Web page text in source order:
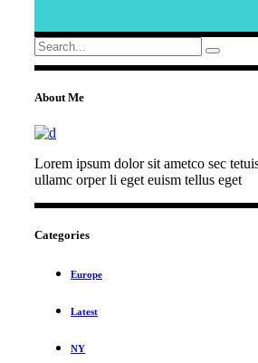
Search
for:
About Me
Lorem ipsum dolor sit ametco sec
ullamc orper li eget euism tellus eget
Categories
Europe
Latest
NY